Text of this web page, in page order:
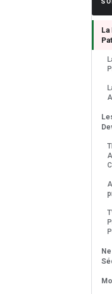
La